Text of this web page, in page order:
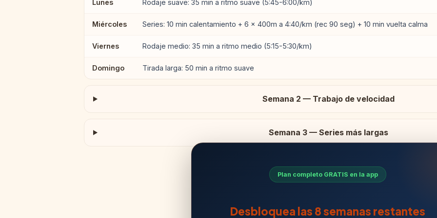
Lunes Rodaje suave: 35 min a ritmo suave (5:45-6:00/km)
Miércoles Series: 10 min calentamiento + 6 × 400m a 4:40/km (rec 90 seg) + 10 min vuelta calma
Viernes Rodaje medio: 35 min a ritmo medio (5:15-5:30/km)
Domingo Tirada larga: 50 min a ritmo suave
Semana 2 — Trabajo de velocidad
Semana 3 — Series más largas
Plan completo GRATIS en la app
Desbloquea las 8 semanas restantes